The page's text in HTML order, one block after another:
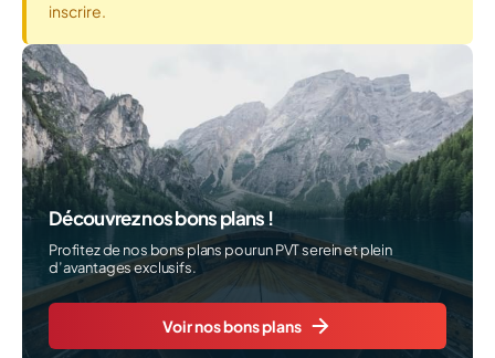
inscrire.
Découvrez nos bons plans !
Profitez de nos bons plans pour un PVT serein et plein
d’avantages exclusifs.
Voir nos bons plans